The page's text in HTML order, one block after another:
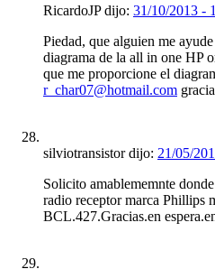
RicardoJP dijo: 31/10/2013 -
Piedad, que alguien me
diagrama de la all in one HP
que me proporcione el
r_char07@hotmail.com
silviotransistor dijo: 21/05/
Solicito amablememnte
radio receptor marca Phillips
BCL.427.Gracias.en